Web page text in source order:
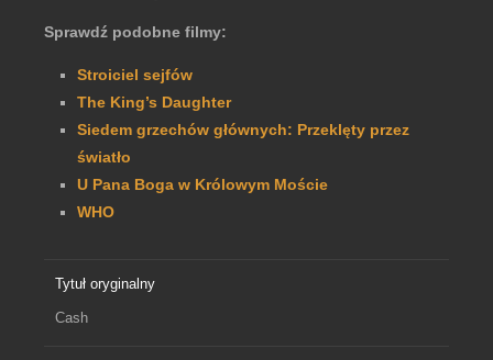
Sprawdź podobne filmy:
Stroiciel sejfów
The King’s Daughter
Siedem grzechów głównych: Przeklęty przez
światło
U Pana Boga w Królowym Moście
WHO
Tytuł oryginalny
Cash